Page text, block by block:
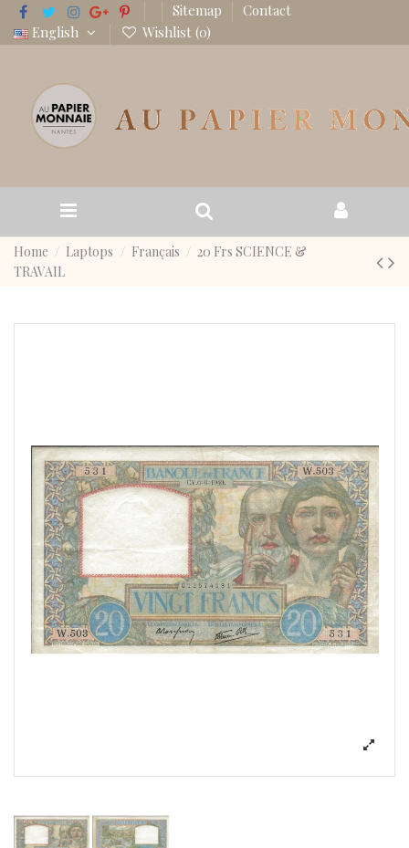
Sitemap
Contact
English
Wishlist (0)
Home Laptops Français
20 Frs SCIENCE &
TRAVAIL